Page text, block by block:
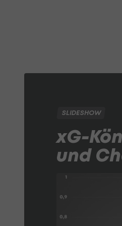
SLIDESHOW
xG-
und